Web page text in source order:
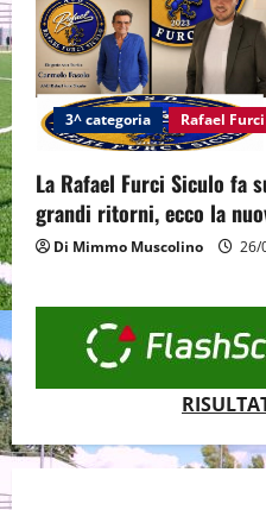
3^ categoria Rafael
La Rafael Furci Siculo fa
grandi ritorni, ecco la
Di Mimmo Muscolino 26/